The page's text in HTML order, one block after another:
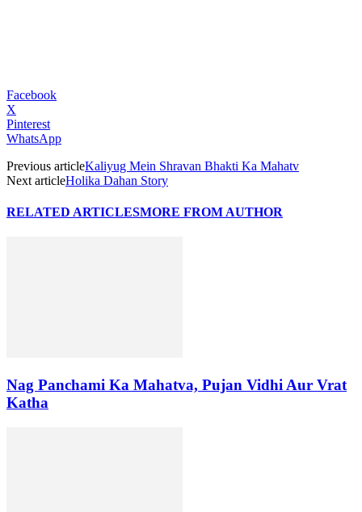
Facebook
X
Pinterest
WhatsApp
Previous articleKaliyug Mein Shravan Bhakti Ka Mahatv
Next articleHolika Dahan Story
RELATED ARTICLESMORE FROM AUTHOR
Nag Panchami Ka Mahatva, Pujan Vidhi Aur Vrat
Katha